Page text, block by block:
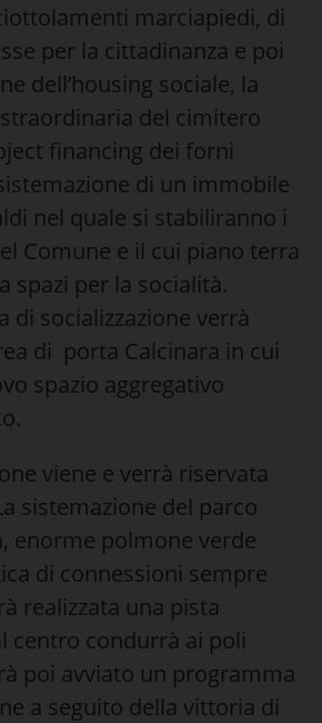
marciapiedi, di
per la cittadinanza e poi
dell’housing sociale, la
del cimitero
financing dei forni
di un immobile
nel quale si stabiliranno i
Comune e il cui piano terra
spazi per la socialità.
di socializzazione verrà
di porta Calcinara in cui
spazio aggregativo
viene e verrà riservata
sistemazione del parco
enorme polmone verde
di connessioni sempre
realizzata una pista
centro condurrà ai poli
poi avviato un programma
a seguito della vittoria di